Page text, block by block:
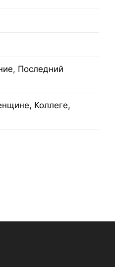
Последний
Коллеге,